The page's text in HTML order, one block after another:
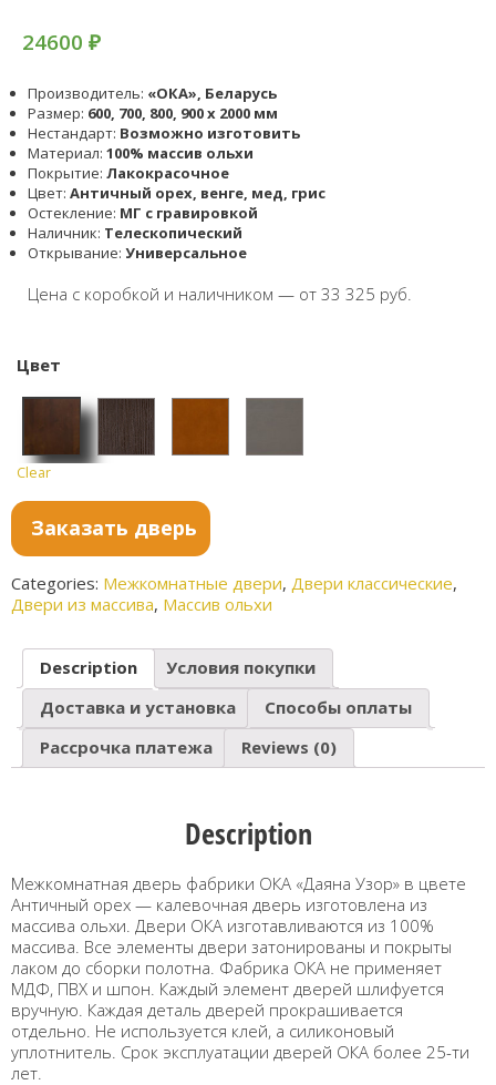
24600 ₽
Производитель: «ОКА», Беларусь
Размер: 600, 700, 800, 900 x 2000 мм
Нестандарт: Возможно изготовить
Материал: 100% массив ольхи
Покрытие: Лакокрасочное
Цвет: Античный орех, венге, мед, грис
Остекление: МГ с гравировкой
Наличник: Телескопический
Открывание: Универсальное
Цена с коробкой и наличником — от 33 325 руб.
Цвет
Антич
Clear
Заказать дверь
Categories: Межкомнатные двери, Двери классические,
Двери из массива, Массив ольхи
Description
Условия покупки
Доставка и установка
Способы оплаты
Рассрочка платежа
Reviews (0)
Description
Межкомнатная дверь фабрики ОКА «Даяна Узор» в цвете
Античный орех — калевочная дверь изготовлена из
массива ольхи. Двери ОКА изготавливаются из 100%
массива. Все элементы двери затонированы и покрыты
лаком до сборки полотна. Фабрика ОКА не применяет
МДФ, ПВХ и шпон. Каждый элемент дверей шлифуется
вручную. Каждая деталь дверей прокрашивается
отдельно. Не используется клей, а силиконовый
уплотнитель. Срок эксплуатации дверей ОКА более 25-ти
лет.